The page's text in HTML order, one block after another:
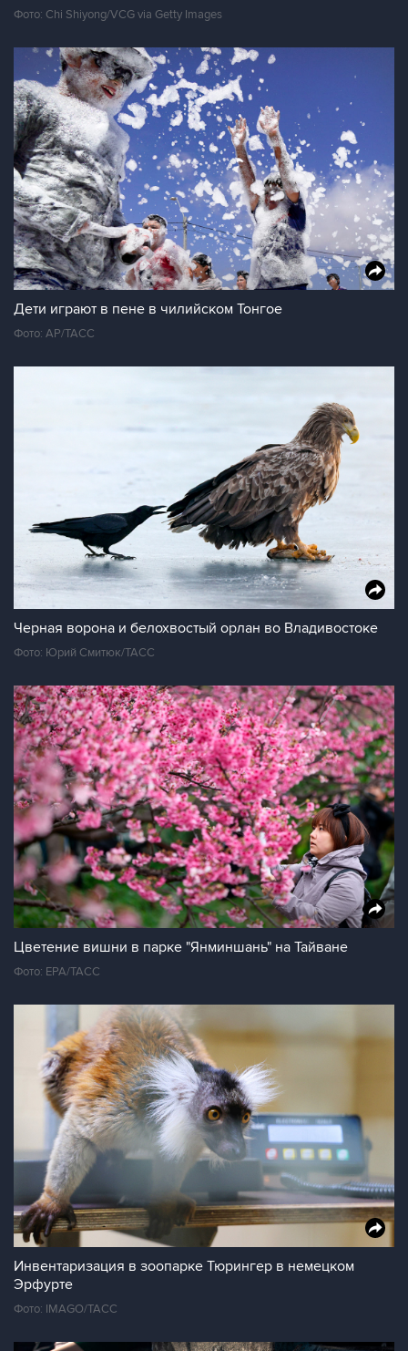
Фото: Chi Shiyong/VCG via Getty Images
Дети играют в пене в чилийском Тонгое
Фото: АР/ТАСС
Черная ворона и белохвостый орлан во Владивостоке
Фото: Юрий Смитюк/ТАСС
Цветение вишни в парке "Янминшань" на Тайване
Фото: ЕРА/ТАСС
Инвентаризация в зоопарке Тюрингер в немецком
Эрфурте
Фото: IMAGO/ТАСС